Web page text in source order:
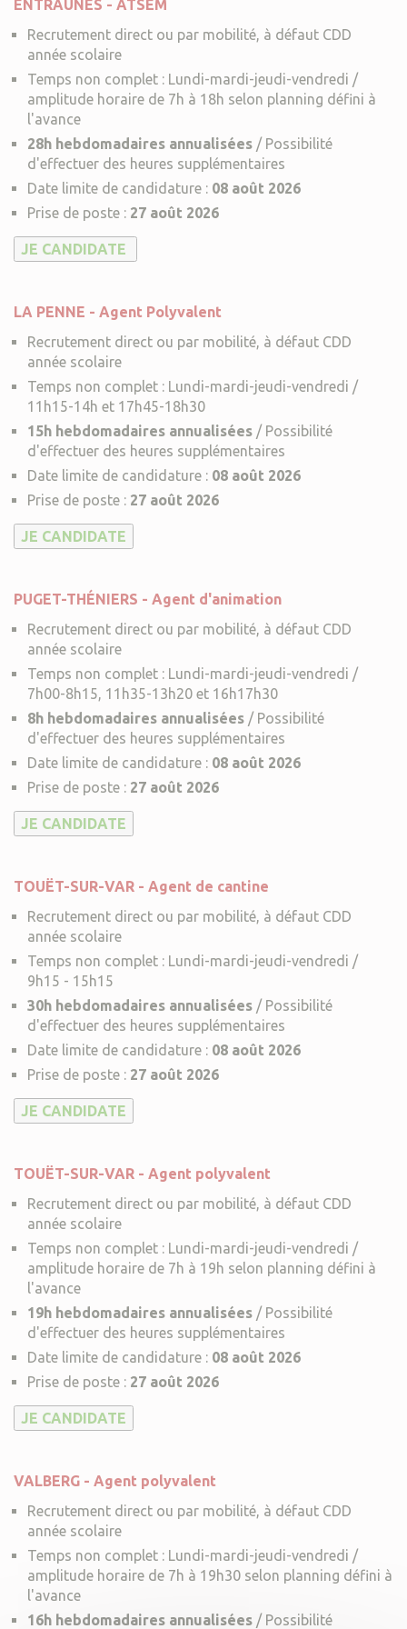
ENTRAUNES - ATSEM
Recrutement direct ou par mobilité, à défaut CDD
année scolaire
Temps non complet : Lundi-mardi-jeudi-vendredi /
amplitude horaire de 7h à 18h selon planning défini à
l'avance
28h hebdomadaires annualisées / Possibilité
d'effectuer des heures supplémentaires
Date limite de candidature : 08 août 2026
Prise de poste : 27 août 2026
LA PENNE - Agent Polyvalent
Recrutement direct ou par mobilité, à défaut CDD
année scolaire
Temps non complet : Lundi-mardi-jeudi-vendredi /
11h15-14h et 17h45-18h30
15h hebdomadaires annualisées / Possibilité
d'effectuer des heures supplémentaires
Date limite de candidature : 08 août 2026
Prise de poste : 27 août 2026
PUGET-THÉNIERS - Agent d'animation
Recrutement direct ou par mobilité, à défaut CDD
année scolaire
Temps non complet : Lundi-mardi-jeudi-vendredi /
7h00-8h15, 11h35-13h20 et 16h17h30
8h hebdomadaires annualisées / Possibilité
d'effectuer des heures supplémentaires
Date limite de candidature : 08 août 2026
Prise de poste : 27 août 2026
TOUËT-SUR-VAR - Agent de cantine
Recrutement direct ou par mobilité, à défaut CDD
année scolaire
Temps non complet : Lundi-mardi-jeudi-vendredi /
9h15 - 15h15
30h hebdomadaires annualisées / Possibilité
d'effectuer des heures supplémentaires
Date limite de candidature : 08 août 2026
Prise de poste : 27 août 2026
TOUËT-SUR-VAR - Agent polyvalent
Recrutement direct ou par mobilité, à défaut CDD
année scolaire
Temps non complet : Lundi-mardi-jeudi-vendredi /
amplitude horaire de 7h à 19h selon planning défini à
l'avance
19h hebdomadaires annualisées / Possibilité
d'effectuer des heures supplémentaires
Date limite de candidature : 08 août 2026
Prise de poste : 27 août 2026
VALBERG - Agent polyvalent
Recrutement direct ou par mobilité, à défaut CDD
année scolaire
Temps non complet : Lundi-mardi-jeudi-vendredi /
amplitude horaire de 7h à 19h30 selon planning défini à
l'avance
16h hebdomadaires annualisées / Possibilité